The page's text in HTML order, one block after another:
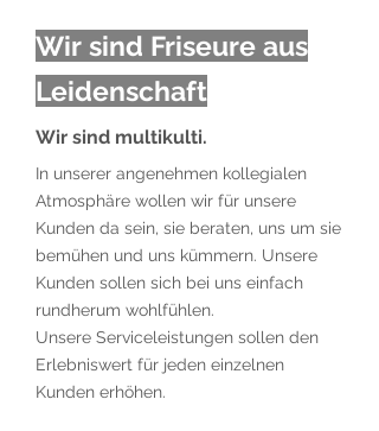
Wir sind Friseure aus
Leidenschaft
Wir sind multikulti.
In unserer angenehmen kollegialen
Atmosphäre wollen wir für unsere
Kunden da sein, sie beraten, uns um sie
bemühen und uns kümmern. Unsere
Kunden sollen sich bei uns einfach
rundherum wohlfühlen.
Unsere Serviceleistungen sollen den
Erlebniswert für jeden einzelnen
Kunden erhöhen.